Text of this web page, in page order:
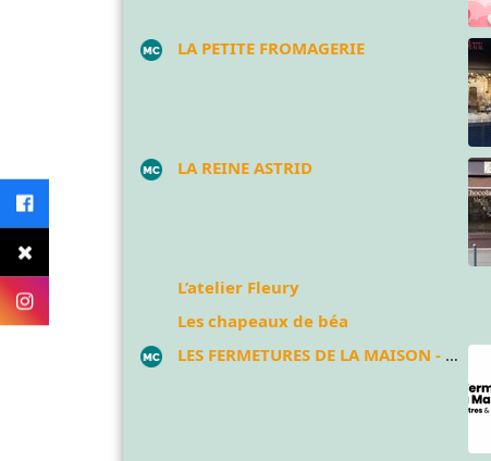
LA PETITE FROMAGERIE
LA REINE ASTRID
L’atelier Fleury
Les chapeaux de béa
LES FERMETURES DE LA MAISON - BY FENETRES ET MENUISERIE